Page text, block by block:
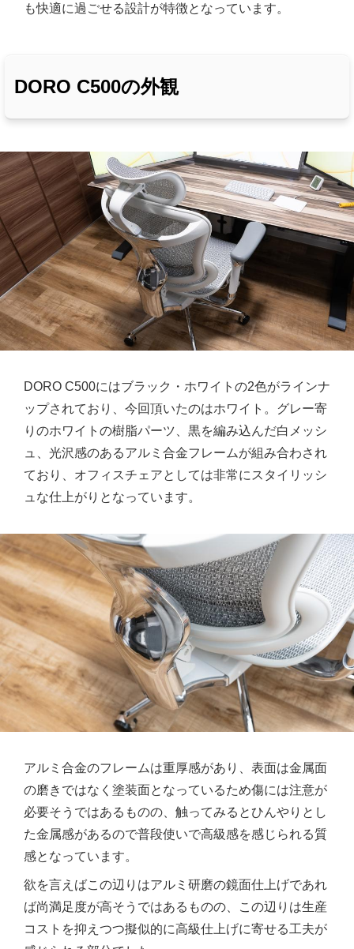
も快適に過ごせる設計が特徴となっています。
DORO C500の外観
DORO C500にはブラック・ホワイトの2色がラインナ
ップされており、今回頂いたのはホワイト。グレー寄
りのホワイトの樹脂パーツ、黒を編み込んだ白メッシ
ュ、光沢感のあるアルミ合金フレームが組み合わされ
ており、オフィスチェアとしては非常にスタイリッシ
ュな仕上がりとなっています。
アルミ合金のフレームは重厚感があり、表面は金属面
の磨きではなく塗装面となっているため傷には注意が
必要そうではあるものの、触ってみるとひんやりとし
た金属感があるので普段使いで高級感を感じられる質
感となっています。
欲を言えばこの辺りはアルミ研磨の鏡面仕上げであれ
ば尚満足度が高そうではあるものの、この辺りは生産
コストを抑えつつ擬似的に高級仕上げに寄せる工夫が